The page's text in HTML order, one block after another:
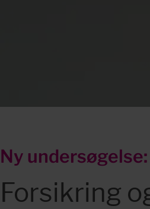
Ny undersøgelse:
Forsikring